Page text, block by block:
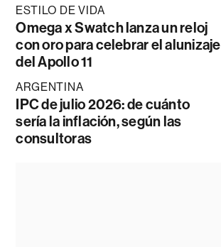
ESTILO DE VIDA
Omega x Swatch lanza un reloj
con oro para celebrar el alunizaje
del Apollo 11
ARGENTINA
IPC de julio 2026: de cuánto
sería la inflación, según las
consultoras